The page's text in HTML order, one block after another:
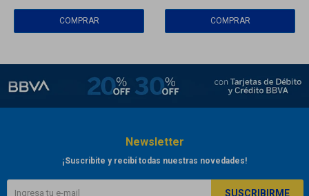
Newsletter
¡Suscribite y recibí todas nuestras novedades!
SUSCRIBIRME